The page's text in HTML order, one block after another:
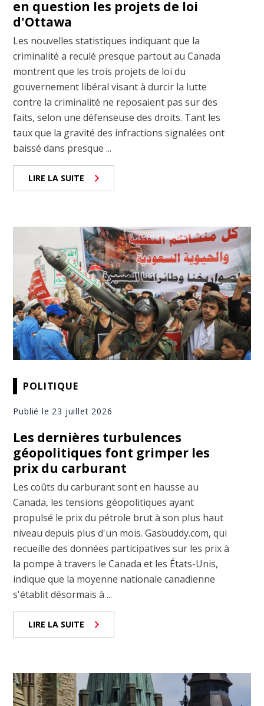
en question les projets de loi
d'Ottawa
Les nouvelles statistiques indiquant que la
criminalité a reculé presque partout au Canada
montrent que les trois projets de loi du
gouvernement libéral visant à durcir la lutte
contre la criminalité ne reposaient pas sur des
faits, selon une défenseuse des droits. Tant les
taux que la gravité des infractions signalées ont
baissé dans presque ...
LIRE LA SUITE
POLITIQUE
Publié le 23 juillet 2026
Les dernières turbulences
géopolitiques font grimper les
prix du carburant
Les coûts du carburant sont en hausse au
Canada, les tensions géopolitiques ayant
propulsé le prix du pétrole brut à son plus haut
niveau depuis plus d'un mois. Gasbuddy.com, qui
recueille des données participatives sur les prix à
la pompe à travers le Canada et les États-Unis,
indique que la moyenne nationale canadienne
s'établit désormais à ...
LIRE LA SUITE